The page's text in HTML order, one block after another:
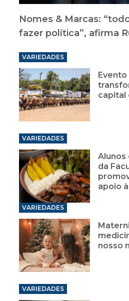
Nomes & Marcas:
fazer política”, afirma
VARIEDADES
Evento
capital
VARIEDADES
Alunos
da
apoio
VARIEDADES
nosso
VARIEDADES